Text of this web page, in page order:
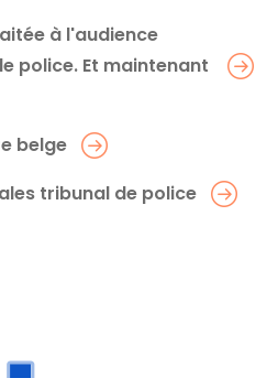
à l'audience
police. Et maintenant
belge
tribunal de police